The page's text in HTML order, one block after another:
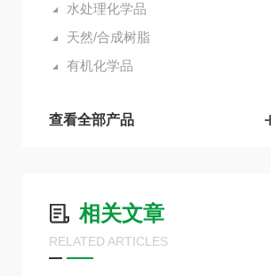
水处理化学品
天然/合成树脂
有机化学品
查看全部产品
相关文章
RELATED ARTICLES